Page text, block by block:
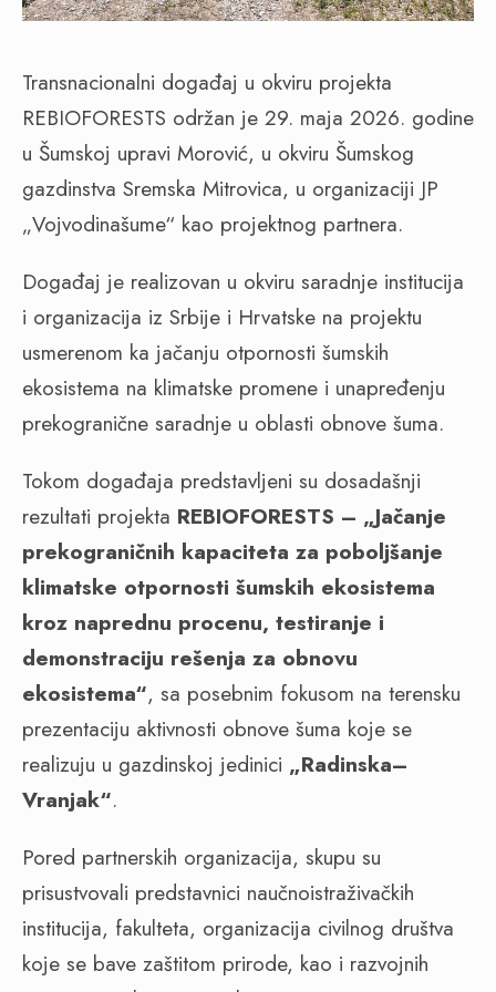
Transnacionalni događaj u okviru projekta
REBIOFORESTS održan je 29. maja 2026. godine
u Šumskoj upravi Morović, u okviru Šumskog
gazdinstva Sremska Mitrovica, u organizaciji JP
„Vojvodinašume“ kao projektnog partnera.
Događaj je realizovan u okviru saradnje institucija
i organizacija iz Srbije i Hrvatske na projektu
usmerenom ka jačanju otpornosti šumskih
ekosistema na klimatske promene i unapređenju
prekogranične saradnje u oblasti obnove šuma.
Tokom događaja predstavljeni su dosadašnji
rezultati projekta REBIOFORESTS – „Jačanje
prekograničnih kapaciteta za poboljšanje
klimatske otpornosti šumskih ekosistema
kroz naprednu procenu, testiranje i
demonstraciju rešenja za obnovu
ekosistema“, sa posebnim fokusom na terensku
prezentaciju aktivnosti obnove šuma koje se
realizuju u gazdinskoj jedinici „Radinska–
Vranjak“.
Pored partnerskih organizacija, skupu su
prisustvovali predstavnici naučnoistraživačkih
institucija, fakulteta, organizacija civilnog društva
koje se bave zaštitom prirode, kao i razvojnih